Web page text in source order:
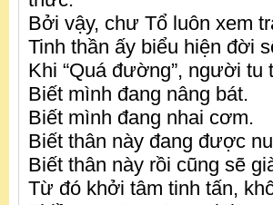
Bởi vậy, chư Tổ luôn xem
Tinh thần ấy biểu hiện đời
Khi “Quá đường”, người
Biết mình đang nâng bát.
Biết mình đang nhai cơm.
Biết thân này đang được
Biết thân này rồi cũng sẽ
Từ đó khởi tâm tinh tấn,